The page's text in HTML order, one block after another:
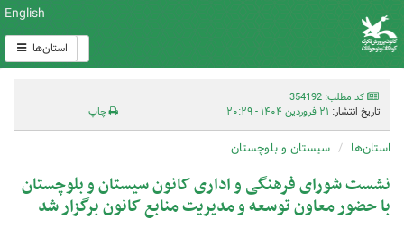
English
استان‌ها
کد مطلب: 354192
تاریخ انتشار: ۲۱ فروردین ۱۴۰۴ - ۲۰:۲۹ چاپ
استان‌ها سیستان و بلوچستان
نشست شورای فرهنگی و اداری کانون سیستان و بلوچستان
با حضور معاون توسعه و مدیریت منابع کانون برگزار شد